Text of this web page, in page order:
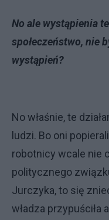
No ale wystąpienia
społeczeństwo, nie
wystąpień?
No właśnie, te
ludzi. Bo oni
robotnicy wcale nie
politycznego
Jurczyka, to się
władza przypuściła